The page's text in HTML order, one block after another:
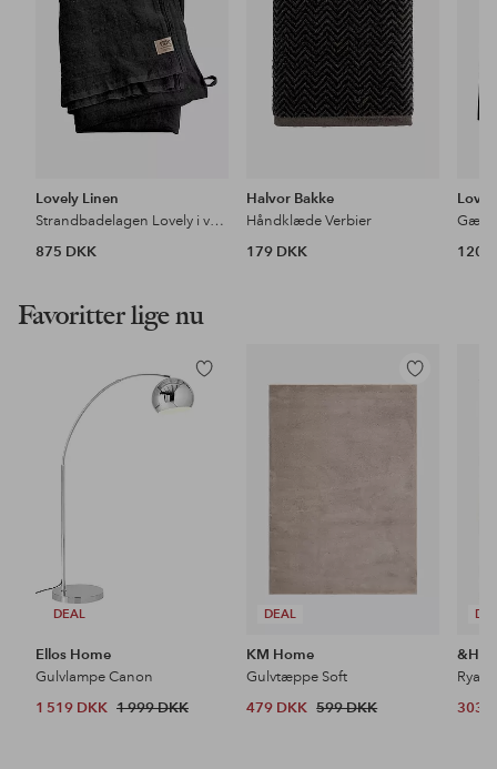
Lovely Linen
Strandbadelagen Lovely i vasket hør
875 DKK
Halvor Bakke
Håndklæde Verbier
179 DKK
120
Favoritter lige nu
DEAL
Tilføj
til
Ellos Home
Gulvlampe Canon
1 519 DKK 1 999 DKK
DEAL
Tilføj
KM Home
Gulvtæppe Soft
479 DKK 599 DKK
303